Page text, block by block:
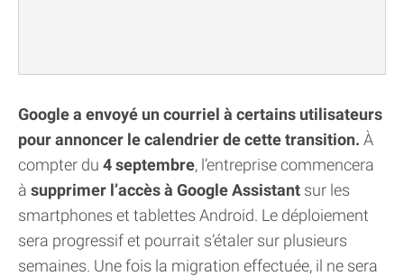
Google a envoyé un courriel à certains utilisateurs
pour annoncer le calendrier de cette transition. À
compter du 4 septembre, l’entreprise commencera
à supprimer l’accès à Google Assistant sur les
smartphones et tablettes Android. Le déploiement
sera progressif et pourrait s’étaler sur plusieurs
semaines. Une fois la migration effectuée, il ne sera